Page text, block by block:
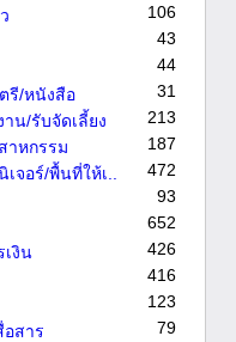
106
43
44
รี/หนังสือ
31
น/รับจัดเลี้ยง
213
าหกรรม
187
จอร์/พื้นที่ให้เ..
472
93
652
งิน
426
416
123
สาร
79